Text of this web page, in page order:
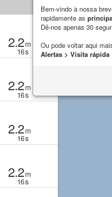
2.2m
16s
2.2m
16s
2.2m
16s
2.2m
16s
Bem-vindo à nossa
rapidamente as
Dê-nos apenas 30
Ou pode voltar aqui
Alertas > Visita rápida